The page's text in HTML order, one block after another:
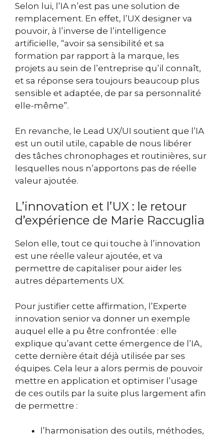
Selon lui, l’IA n’est pas une solution de
remplacement. En effet, l’UX designer va
pouvoir, à l’inverse de l’intelligence
artificielle, “avoir sa sensibilité et sa
formation par rapport à la marque, les
projets au sein de l’entreprise qu’il connaît,
et sa réponse sera toujours beaucoup plus
sensible et adaptée, de par sa personnalité
elle-même”.
En revanche, le Lead UX/UI soutient que l’IA
est un outil utile, capable de nous libérer
des tâches chronophages et routinières, sur
lesquelles nous n’apportons pas de réelle
valeur ajoutée.
L’innovation et l’UX : le retour
d’expérience de Marie Raccuglia
Selon elle, tout ce qui touche à l’innovation
est une réelle valeur ajoutée, et va
permettre de capitaliser pour aider les
autres départements UX.
Pour justifier cette affirmation, l’Experte
innovation senior va donner un exemple
auquel elle a pu être confrontée : elle
explique qu’avant cette émergence de l’IA,
cette dernière était déjà utilisée par ses
équipes. Cela leur a alors permis de pouvoir
mettre en application et optimiser l’usage
de ces outils par la suite plus largement afin
de permettre :
l’harmonisation des outils, méthodes,